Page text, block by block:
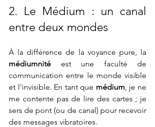
2. Le Médium : un canal
entre deux mondes
médiumnité est une faculté de
communication entre le monde visible
et l'invisible. En tant que médium, je ne
me contente pas de lire des cartes ; je
sers de pont (ou de canal) pour recevoir
des messages vibratoires.